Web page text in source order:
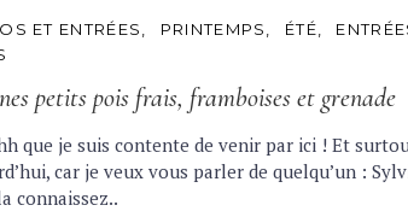
ET ENTRÉES PRINTEMPS ÉTÉ
petits pois frais, framboises et grenade
que je suis contente de venir par ici ! Et
car je veux vous parler de quelqu’un :
connaissez..
Press Esc to cancel.